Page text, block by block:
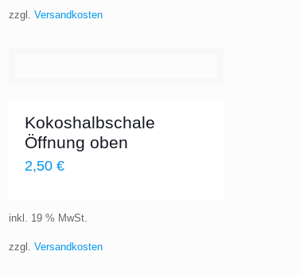
zzgl. Versandkosten
Kokoshalbschale
Öffnung oben
2,50 €
inkl. 19 % MwSt.
zzgl. Versandkosten